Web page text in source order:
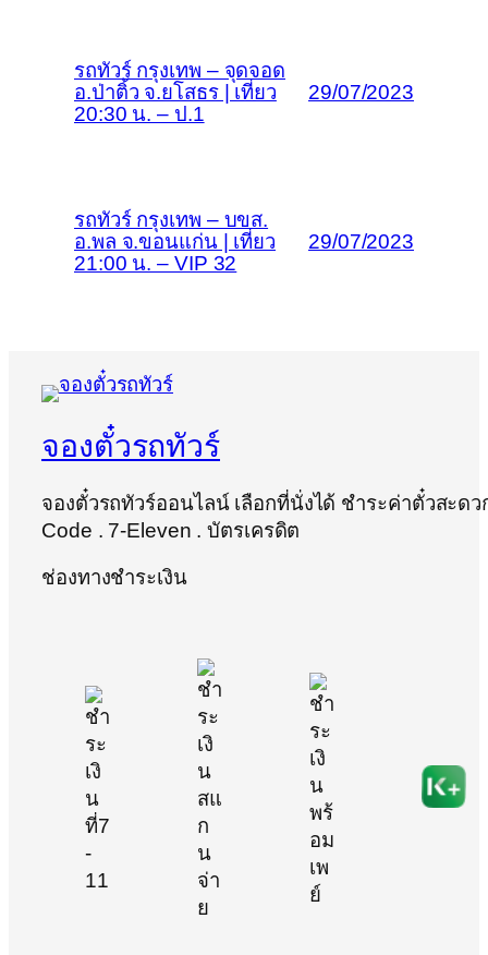
รถทัวร์ กรุงเทพ – จุดจอด
อ.ป่าติ้ว จ.ยโสธร | เที่ยว
20:30 น. – ป.1
29/07/2023
รถทัวร์ กรุงเทพ – บขส.
อ.พล จ.ขอนแก่น | เที่ยว
21:00 น. – VIP 32
29/07/2023
จองตั๋วรถทัวร์
จองตั๋วรถทัวร์ออนไลน์ เลือกที่นั่งได้ ชำระค่าตั๋วสะด
Code . 7-Eleven . บัตรเครดิต
ช่องทางชำระเงิน